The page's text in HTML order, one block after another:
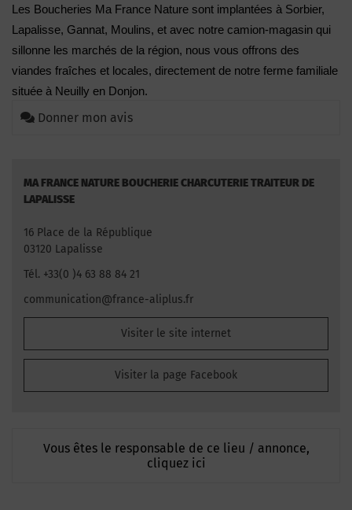
Les Boucheries Ma France Nature sont implantées à Sorbier,
Lapalisse, Gannat, Moulins, et avec notre camion-magasin qui
sillonne les marchés de la région, nous vous offrons des
viandes fraîches et locales, directement de notre ferme familiale
située à Neuilly en Donjon.
Donner mon avis
MA FRANCE NATURE BOUCHERIE CHARCUTERIE TRAITEUR DE
LAPALISSE
16 Place de la République
03120 Lapalisse
Tél. +33(0 )4 63 88 84 21
communication@france-aliplus.fr
Visiter le site internet
Visiter la page Facebook
Vous êtes le responsable de ce lieu / annonce,
cliquez ici